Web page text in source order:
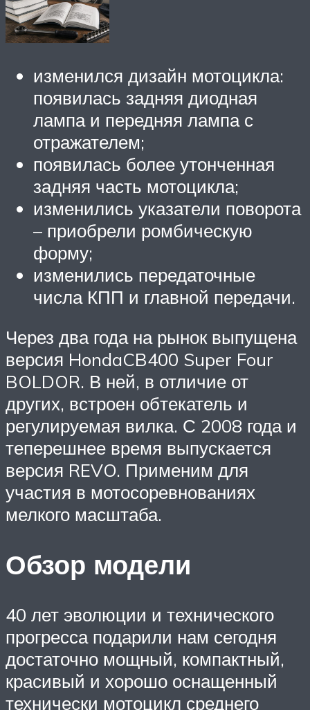
изменился дизайн мотоцикла:
появилась задняя диодная
лампа и передняя лампа с
отражателем;
появилась более утонченная
задняя часть мотоцикла;
изменились указатели поворота
– приобрели ромбическую
форму;
изменились передаточные
числа КПП и главной передачи.
Через два года на рынок выпущена
версия HondaCB400 Super Four
BOLDOR. В ней, в отличие от
других, встроен обтекатель и
регулируемая вилка. С 2008 года и
теперешнее время выпускается
версия REVO. Применим для
участия в мотосоревнованиях
мелкого масштаба.
Обзор модели
40 лет эволюции и технического
прогресса подарили нам сегодня
достаточно мощный, компактный,
красивый и хорошо оснащенный
технически мотоцикл среднего